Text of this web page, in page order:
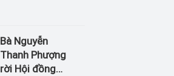
Bà Nguyễn
Thanh Phượng
rời Hội đồng